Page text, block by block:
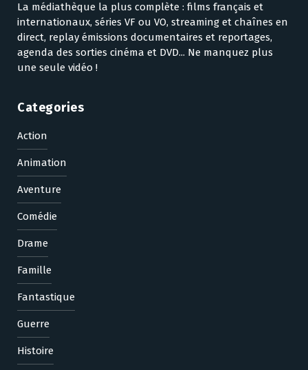
La médiathèque la plus complète : films français et
internationaux, séries VF ou VO, streaming et chaînes en
direct, replay émissions documentaires et reportages,
agenda des sorties cinéma et DVD... Ne manquez plus
une seule vidéo !
Categories
Action
Animation
Aventure
Comédie
Drame
Famille
Fantastique
Guerre
Histoire